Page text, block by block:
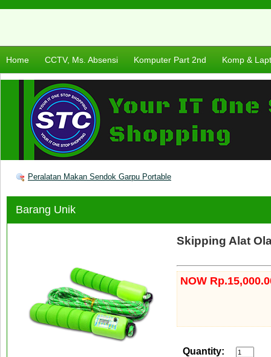
Home CCTV, Ms. Absensi Komputer Part 2nd Komp &
Peralatan Makan Sendok Garpu Portable
Barang Unik
Skipping Alat
NOW
Quantity: